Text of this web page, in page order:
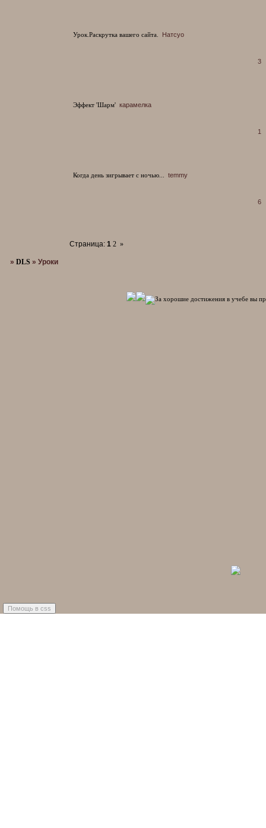
Урок.Раскрутка вашего сайта. Натсуо
3
Эффект 'Шарм' карамелка
1
Когда день зигрывает с ночью... temmy
6
Страница: 1 2 »
»DLS »Уроки